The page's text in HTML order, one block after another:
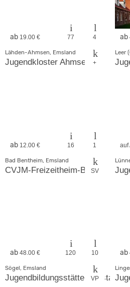
ab 19.00 € 77 4
+
Lähden-Ahmsen, Emsland
Jugendkloster Ahmsen
ab
Leer
ab 12.00 € 16 1
SV
Bad Bentheim, Emsland
CVJM-Freizeitheim-Bardel
auf
ab 48.00 € 120 10
VP
Sögel, Emsland
Jugendbildungsstätte Marstall
ab